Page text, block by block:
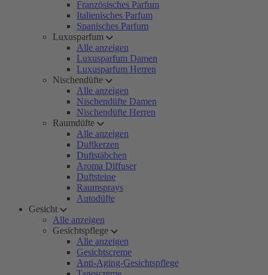
Französisches Parfum
Italienisches Parfum
Spanisches Parfum
Luxusparfum
Alle anzeigen
Luxusparfum Damen
Luxusparfum Herren
Nischendüfte
Alle anzeigen
Nischendüfte Damen
Nischendüfte Herren
Raumdüfte
Alle anzeigen
Duftkerzen
Duftstäbchen
Aroma Diffuser
Duftsteine
Raumsprays
Autodüfte
Gesicht
Alle anzeigen
Gesichtspflege
Alle anzeigen
Gesichtscreme
Anti-Aging-Gesichtspflege